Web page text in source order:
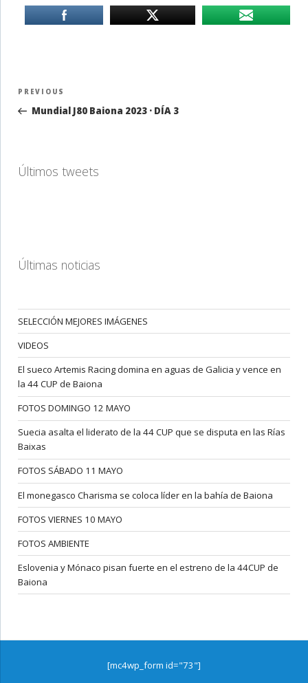
Navegación
entradas
Previous
Post
PREVIOUS
Mundial J80 Baiona 2023 · DÍA 3
Últimos tweets
Últimas noticias
SELECCIÓN MEJORES IMÁGENES
VIDEOS
El sueco Artemis Racing domina en aguas de Galicia y vence en
la 44 CUP de Baiona
FOTOS DOMINGO 12 MAYO
Suecia asalta el liderato de la 44 CUP que se disputa en las Rías
Baixas
FOTOS SÁBADO 11 MAYO
El monegasco Charisma se coloca líder en la bahía de Baiona
FOTOS VIERNES 10 MAYO
FOTOS AMBIENTE
Eslovenia y Mónaco pisan fuerte en el estreno de la 44CUP de
Baiona
[mc4wp_form id="73"]